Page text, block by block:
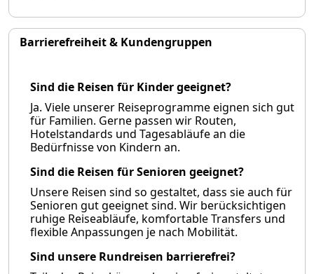
Barrierefreiheit & Kundengruppen
Sind die Reisen für Kinder geeignet?
Ja. Viele unserer Reiseprogramme eignen sich gut
für Familien. Gerne passen wir Routen,
Hotelstandards und Tagesabläufe an die
Bedürfnisse von Kindern an.
Sind die Reisen für Senioren geeignet?
Unsere Reisen sind so gestaltet, dass sie auch für
Senioren gut geeignet sind. Wir berücksichtigen
ruhige Reiseabläufe, komfortable Transfers und
flexible Anpassungen je nach Mobilität.
Sind unsere Rundreisen barrierefrei?